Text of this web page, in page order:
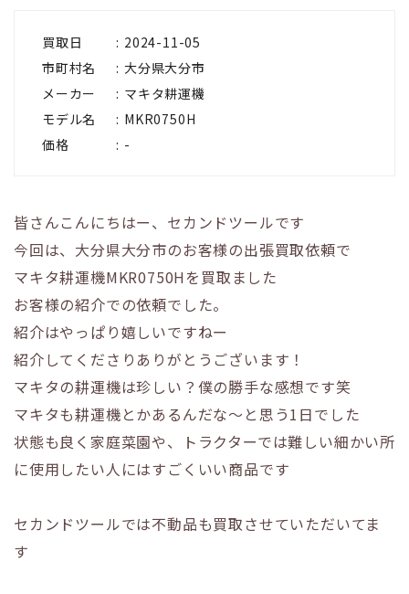
買取日
2024-11-05
市町村名
大分県大分市
メーカー
マキタ耕運機
モデル名
MKR0750H
価格
-
皆さんこんにちはー、セカンドツールです
今回は、大分県大分市のお客様の出張買取依頼で
マキタ耕運機MKR0750Hを買取ました
お客様の紹介での依頼でした。
紹介はやっぱり嬉しいですねー
紹介してくださりありがとうございます！
マキタの耕運機は珍しい？僕の勝手な感想です笑
マキタも耕運機とかあるんだな〜と思う1日でした
状態も良く家庭菜園や、トラクターでは難しい細かい所
に使用したい人にはすごくいい商品です
セカンドツールでは不動品も買取させていただいてま
す